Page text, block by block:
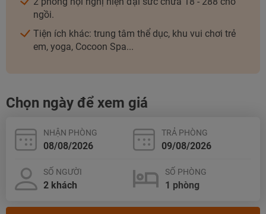
ngồi.
Tiện ích khác: trung tâm thể dục, khu vui chơi trẻ
em, yoga, Cocoon Spa...
Chọn ngày để xem giá
NHẬN PHÒNG TRẢ PHÒNG
SỐ NGƯỜI SỐ PHÒNG